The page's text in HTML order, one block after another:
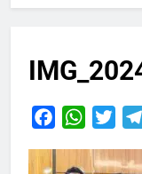
Facebook